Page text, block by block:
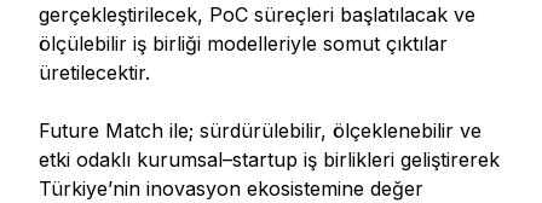
gerçekleştirilecek, PoC süreçleri başlatılacak ve
ölçülebilir iş birliği modelleriyle somut çıktılar
üretilecektir.
Future Match ile; sürdürülebilir, ölçeklenebilir ve
etki odaklı kurumsal–startup iş birlikleri geliştirerek
Türkiye’nin inovasyon ekosistemine değer